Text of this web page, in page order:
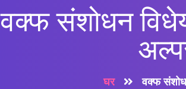
वक्फ संशोधन
घर वक्फ